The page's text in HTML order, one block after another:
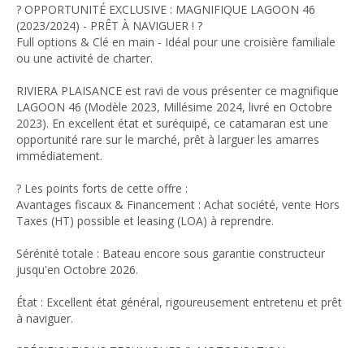
? OPPORTUNITÉ EXCLUSIVE : MAGNIFIQUE LAGOON 46
(2023/2024) - PRÊT À NAVIGUER ! ?
Full options & Clé en main - Idéal pour une croisière familiale
ou une activité de charter.
RIVIERA PLAISANCE est ravi de vous présenter ce magnifique
LAGOON 46 (Modèle 2023, Millésime 2024, livré en Octobre
2023). En excellent état et suréquipé, ce catamaran est une
opportunité rare sur le marché, prêt à larguer les amarres
immédiatement.
? Les points forts de cette offre :
Avantages fiscaux & Financement : Achat société, vente Hors
Taxes (HT) possible et leasing (LOA) à reprendre.
Sérénité totale : Bateau encore sous garantie constructeur
jusqu'en Octobre 2026.
État : Excellent état général, rigoureusement entretenu et prêt
à naviguer.